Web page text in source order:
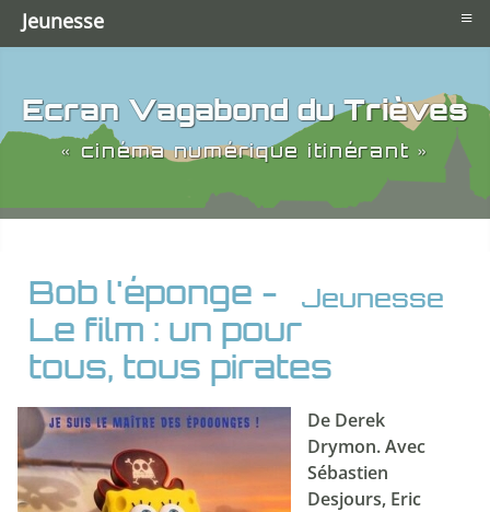
Ecran Vagabond du Trièves
« cinéma numérique itinérant »
Jeunesse
Bob l'éponge -
Le film : un pour
tous, tous pirates
De Derek
Drymon. Avec
Sébastien
Desjours, Eric
Jeunesse ≡